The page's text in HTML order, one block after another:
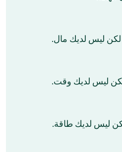
لكن ليس لديك مال.
لكن ليس لديك وقت.
ليس لديك طاقة.